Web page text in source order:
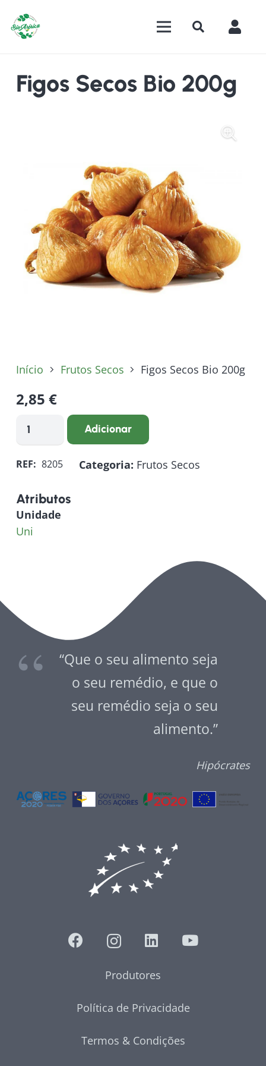
Figos Secos Bio 200g
Início Frutos Secos Figos Secos Bio 200g
2,85 €
Quantidade
Secos
200g
Adicionar
REF: 8205 Categoria: Frutos Secos
Atributos
Unidade
Uni
“Que o seu alimento seja
o seu remédio, e que o
seu remédio seja o seu
alimento.”
Hipócrates
Produtores
Política de Privacidade
Termos & Condições